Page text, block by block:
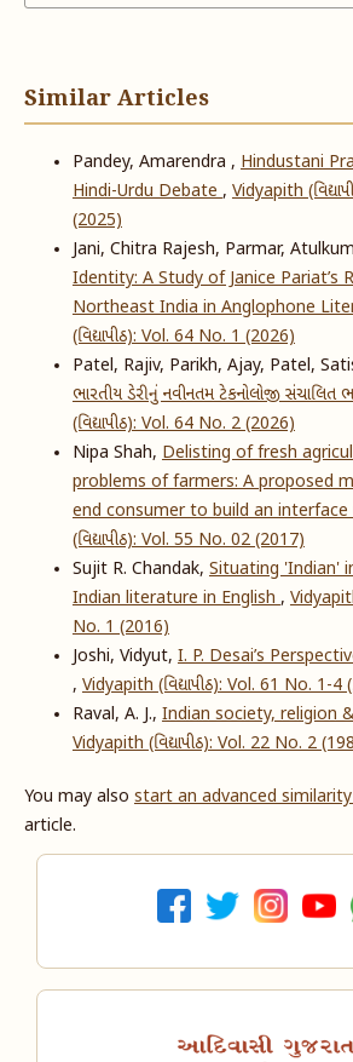
Similar Articles
Pandey, Amarendra , Hindustani
Hindi-Urdu Debate, Vidyapith
(2025)
Jani, Chitra Rajesh, Parmar,
Identity: A Study of Janice Pariat’s
Northeast India in Anglophone
(વિદ્યાપીઠ): Vol. 64 No. 1 (2026)
Patel, Rajiv, Parikh, Ajay, Patel,
ભારતીય ડેરીનું નવીનતમ ટેકનોલોજી સંચાલિત
(વિદ્યાપીઠ): Vol. 64 No. 2 (2026)
Nipa Shah, Delisting of fresh
problems of farmers: A proposed
end consumer to build an
(વિદ્યાપીઠ): Vol. 55 No. 02 (2017)
Sujit R. Chandak, Situating 'Indian'
Indian literature in English,
No. 1 (2016)
Joshi, Vidyut, I. P. Desai’s
, Vidyapith (વિદ્યાપીઠ): Vol. 61 No. 1-4
Raval, A. J., Indian society, religion
Vidyapith (વિદ્યાપીઠ): Vol. 22 No. 2
You may also start an advanced
article.